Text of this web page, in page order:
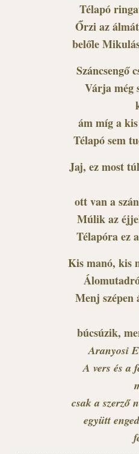
Télapó
Őrzi az
belőle
Száncsengő
Várja még
ám míg a
Télapó sem
Jaj, ez most
ott van a
Múlik az
Télapóra ez
Kis manó, kis
Menj szépen
búcsúzik,
Aranyosi
A vers és a
csak a szerző
együtt